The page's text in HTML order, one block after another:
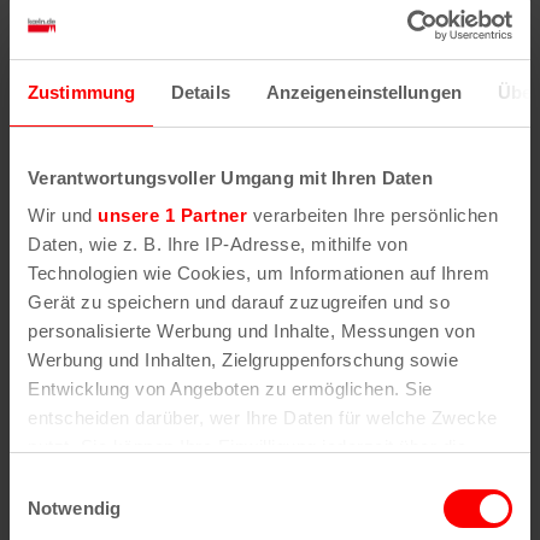
Zustimmung Details Anzeigeneinstellungen
Verantwortungsvoller Umgang mit Ihren Daten
Wir und unsere 1 Partner verarbeiten Ihre persönlichen
Daten, wie z. B. Ihre IP-Adresse, mithilfe von
Technologien wie Cookies, um Informationen auf Ihrem
Gerät zu speichern und darauf zuzugreifen und so
personalisierte Werbung und Inhalte, Messungen von
Werbung und Inhalten, Zielgruppenforschung sowie
Entwicklung von Angeboten zu ermöglichen. Sie
entscheiden darüber, wer Ihre Daten für welche Zwecke
Trigger Symbol ändern oder widerrufen
Notwendig
D’r hellije Zinter Mätes
D’r hellije Zinter Mätes,
dat wor ne jode Mann,
dä jof de Kinder Kääzcher
un stoch se selver an.
Butz, butz wieder butz,
dat wor ne jode Mann.
Hier wohnt ein reicher Mann,
Viel soll er geben, lange soll er leben,